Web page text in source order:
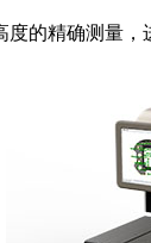
度的精确测量